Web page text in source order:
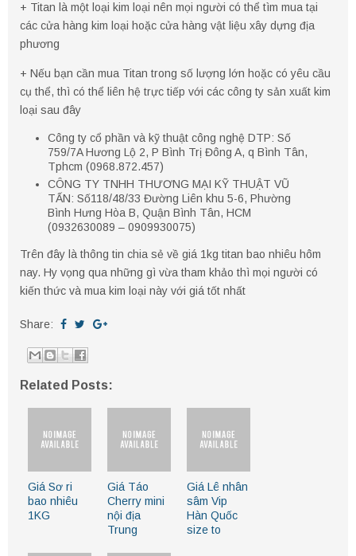
+ Titan là một loại kim loại nên mọi người có thể tìm mua tại
các cửa hàng kim loại hoặc cửa hàng vật liệu xây dựng địa
phương
+ Nếu bạn cần mua Titan trong số lượng lớn hoặc có yêu cầu
cụ thể, thì có thể liên hệ trực tiếp với các công ty sản xuất kim
loại sau đây
Công ty cổ phần và kỹ thuật công nghệ DTP: Số
759/7A Hương Lộ 2, P Bình Trị Đông A, q Bình Tân,
Tphcm (0968.872.457)
CÔNG TY TNHH THƯƠNG MẠI KỸ THUẬT VŨ
TẤN: Số118/48/33 Đường Liên khu 5-6, Phường
Bình Hưng Hòa B, Quận Bình Tân, HCM
(0932630089 – 0909930075)
Trên đây là thông tin chia sẻ về giá 1kg titan bao nhiêu hôm
nay. Hy vọng qua những gì vừa tham khảo thì mọi người có
kiến thức và mua kim loại này với giá tốt nhất
Share:
Related Posts:
Giá Sơ ri
bao nhiêu
1KG
Giá Táo
Cherry mini
nội địa
Trung
Giá Lê nhân
sâm Vip
Hàn Quốc
size to